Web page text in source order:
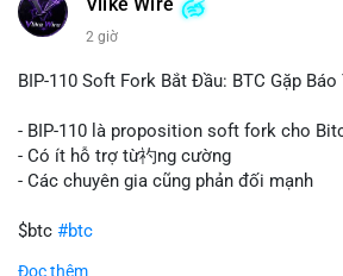
này có thể phản ánh ba kịch bản chính:
chuẩn bị thanh khoản bằng cách chuyển
để nắm giữ dài hạn, thể hiện niềm tin vào
tán rủi ro. Với mức giá 65K, khối lượng
gây sốc thanh khoản tức thời, nhưng vẫn
tâm lý ngắn hạn nếu hướng đến sàn tập
Lời khuyên cho nhà đầu tư nhỏ lẻ:
Vlike Wire
2 giờ
BIP-110 Soft Fork Bắt Đầu: BTC Gặp Báo
- BIP-110 là proposition soft fork cho
- Có ít hỗ trợ từ礿ng cường
- Các chuyên gia cũng phản đối mạnh
$btc #btc
Đọc thêm